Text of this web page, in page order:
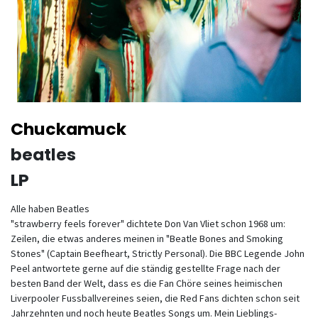
Chuckamuck
beatles
LP
Alle haben Beatles
"strawberry feels forever" dichtete Don Van Vliet schon 1968 um:
Zeilen, die etwas anderes meinen in "Beatle Bones and Smoking
Stones" (Captain Beefheart, Strictly Personal). Die BBC Legende John
Peel antwortete gerne auf die ständig gestellte Frage nach der
besten Band der Welt, dass es die Fan Chöre seines heimischen
Liverpooler Fussballvereines seien, die Red Fans dichten schon seit
Jahrzehnten und noch heute Beatles Songs um. Mein Lieblings-